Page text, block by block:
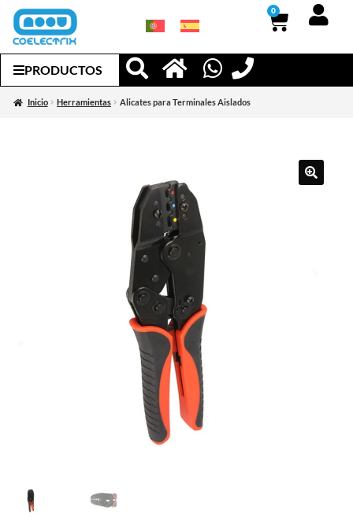
0
PRODUCTOS
Inicio Herramientas Alicates para Terminales Aislados